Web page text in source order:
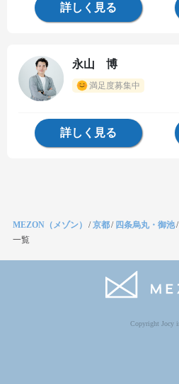
詳しく見る
永山 博
満足度募集中
詳しく見る
MEZON（メゾン） /京都/ 四条烏丸・御池/
一覧
Copyright Jocy